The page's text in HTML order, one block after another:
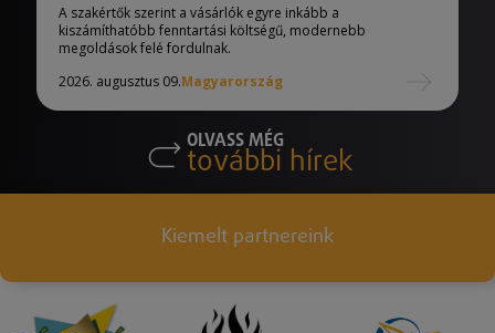
A szakértők szerint a vásárlók egyre inkább a
kiszámíthatóbb fenntartási költségű, modernebb
megoldások felé fordulnak.
2026. augusztus 09.Magyarország
OLVASS MÉG
további hírek
Kiemelt partnereink